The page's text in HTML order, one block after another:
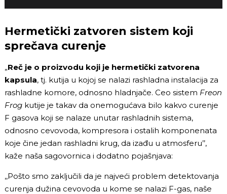
Hermetički zatvoren sistem koji
sprečava curenje
„Reč je o proizvodu koji je hermetički zatvorena
kapsula, tj. kutija u kojoj se nalazi rashladna instalacija za
rashladne komore, odnosno hladnjače. Ceo sistem Freon
Frog kutije je takav da onemogućava bilo kakvo curenje
F gasova koji se nalaze unutar rashladnih sistema,
odnosno cevovoda, kompresora i ostalih komponenata
koje čine jedan rashladni krug, da izađu u atmosferu’’,
kaže naša sagovornica i dodatno pojašnjava:
,,Pošto smo zaključili da je najveći problem detektovanja
curenja dužina cevovoda u kome se nalazi F-gas, naše